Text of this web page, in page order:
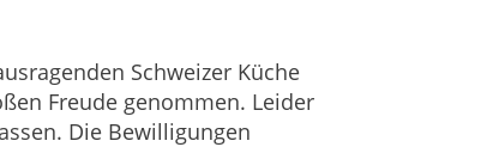
Schweizer Küche
Freude genommen. Leider
Die Bewilligungen